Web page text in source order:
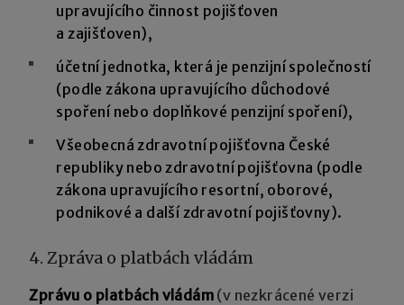
upravujícího činnost pojišťoven
a zajišťoven),
účetní jednotka, která je penzijní společností
(podle zákona upravujícího důchodové
spoření nebo doplňkové penzijní spoření),
Všeobecná zdravotní pojišťovna České
republiky nebo zdravotní pojišťovna (podle
zákona upravujícího resortní, oborové,
podnikové a další zdravotní pojišťovny).
4. Zpráva o platbách vládám
Zprávu o platbách vládám (v nezkrácené verzi